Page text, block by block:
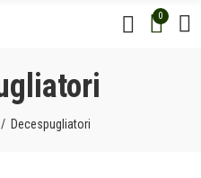
0
Decespugliatori